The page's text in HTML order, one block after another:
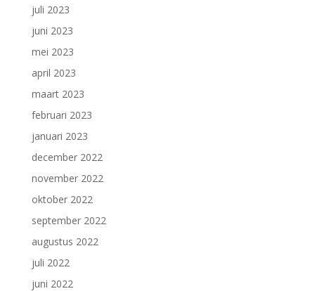
juli 2023
juni 2023
mei 2023
april 2023
maart 2023
februari 2023
januari 2023
december 2022
november 2022
oktober 2022
september 2022
augustus 2022
juli 2022
juni 2022